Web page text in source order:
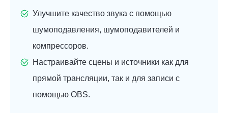
Улучшите качество звука с помощью
шумоподавления, шумоподавителей и
компрессоров.
Настраивайте сцены и источники как для
прямой трансляции, так и для записи с
помощью OBS.